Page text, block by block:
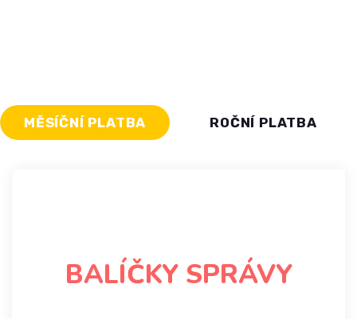
MĚSÍČNÍ PLATBA ROČNÍ PLATBA
BALÍČKY SPRÁVY